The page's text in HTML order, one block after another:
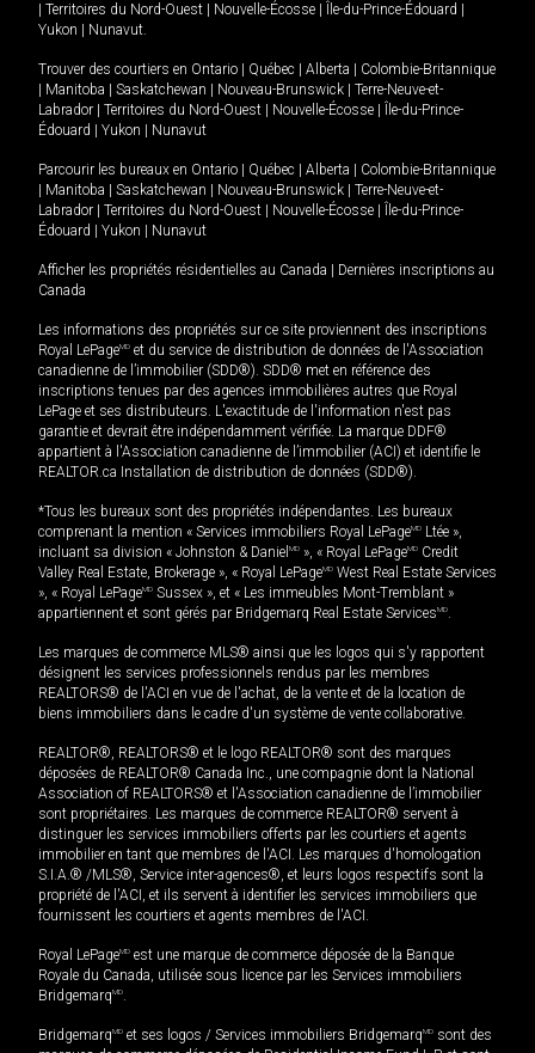
Territoires du Nord-Ouest Nouvelle-Écosse Île-du-Prince-Édouard
Yukon
Nunavut.
Trouver des courtiers en Ontario Québec Alberta
Colombie-Britannique
Manitoba Saskatchewan Nouveau-Brunswick
Terre-Neuve-et-
Labrador
Territoires du Nord-Ouest Nouvelle-Écosse
Île-du-Prince-
Édouard
Yukon Nunavut
Parcourir les bureaux en Ontario Québec Alberta
Colombie-Britannique
Manitoba Saskatchewan Nouveau-Brunswick
Terre-Neuve-et-
Labrador
Territoires du Nord-Ouest Nouvelle-Écosse
Île-du-Prince-
Édouard
Yukon Nunavut
Afficher les propriétés résidentielles au Canada
Dernières inscriptions au
Canada
Les informations des propriétés sur ce site proviennent des inscriptions
Royal LePageMD et du service de distribution de données de l'Association
canadienne de l’immobilier (SDD®). SDD® met en référence des
inscriptions tenues par des agences immobilières autres que Royal
LePage et ses distributeurs. L'exactitude de l'information n'est pas
garantie et devrait être indépendamment vérifiée. La marque DDF®
appartient à l'Association canadienne de l’immobilier (ACI) et identifie le
REALTOR.ca Installation de distribution de données (SDD®).
*Tous les bureaux sont des propriétés indépendantes. Les bureaux
comprenant la mention « Services immobiliers Royal LePageMD Ltée »,
incluant sa division « Johnston & Daniel MD », « Royal LePageMD Credit
Valley Real Estate, Brokerage », « Royal LePageMD West Real Estate Services
», « Royal LePageMD Sussex », et « Les immeubles Mont-Tremblant »
appartiennent et sont gérés par Bridgemarq Real Estate ServicesMD.
Les marques de commerce MLS® ainsi que les logos qui s'y rapportent
désignent les services professionnels rendus par les membres
REALTORS® de l'ACI en vue de l'achat, de la vente et de la location de
biens immobiliers dans le cadre d'un système de vente collaborative.
REALTOR®, REALTORS® et le logo REALTOR® sont des marques
déposées de REALTOR® Canada Inc., une compagnie dont la National
Association of REALTORS® et l'Association canadienne de l’immobilier
sont propriétaires. Les marques de commerce REALTOR® servent à
distinguer les services immobiliers offerts par les courtiers et agents
immobilier en tant que membres de l'ACI. Les marques d'homologation
S.I.A.® /MLS®, Service inter-agences®, et leurs logos respectifs sont la
propriété de l'ACI, et ils servent à identifier les services immobiliers que
fournissent les courtiers et agents membres de l'ACI.
Royal LePageMD est une marque de commerce déposée de la Banque
Royale du Canada, utilisée sous licence par les Services immobiliers
BridgemarqMD.
BridgemarqMD et ses logos / Services immobiliers BridgemarqMD sont des